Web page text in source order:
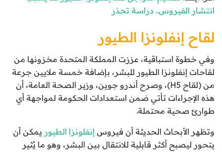
انتشار الفيروس.. دراسة تحذر
لقاح إنفلونزا الطيور
وفي خطوة استباقية، عززت المملكة المتحدة مخزونها من
لقاحات إنفلونزا الطيور للبشر، بإضافة خمسة ملايين جرعة
من (لقاح H5)، وصرح أندرو جوين، وزير الصحة العامة، أن
هذه الإجراءات تأتي ضمن استعدادات الحكومة لمواجهة أي
طوارئ صحية محتملة.
وتظهر الأبحاث الحديثة أن فيروس إنفلونزا الطيور يمكن أن
يتحور ليصبح أكثر قابلية للانتقال بين البشر، وهو ما يُثير